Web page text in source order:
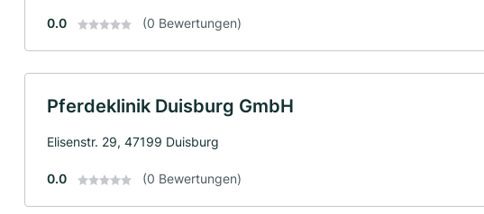
0.0 (0 Bewertungen)
Pferdeklinik Duisburg GmbH
Elisenstr. 29, 47199 Duisburg
0.0 (0 Bewertungen)